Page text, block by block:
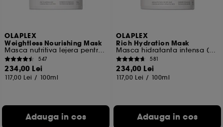
OLAPLEX
Weightless Nourishing Mask
Masca nutritiva lejera pentru par fin spre mediu
547
234,00 Lei
117,00 Lei / 100ml
Adauga in cos
OLAPLEX
Rich Hydration Mask
Masca hidratanta intensa (par mediu spre gros sau uscat)
581
234,00 Lei
117,00 Lei / 100ml
Adauga in cos